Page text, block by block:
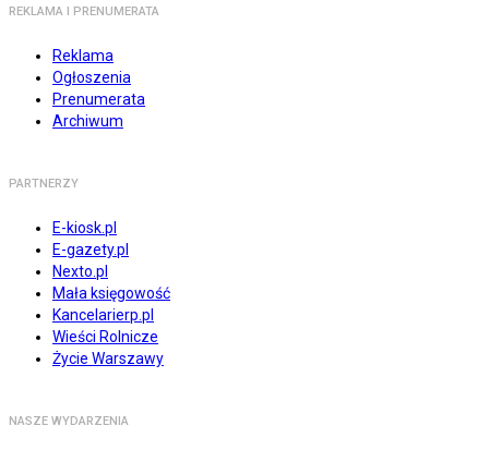
REKLAMA I PRENUMERATA
Reklama
Ogłoszenia
Prenumerata
Archiwum
PARTNERZY
E-kiosk.pl
E-gazety.pl
Nexto.pl
Mała księgowość
Kancelarierp.pl
Wieści Rolnicze
Życie Warszawy
NASZE WYDARZENIA